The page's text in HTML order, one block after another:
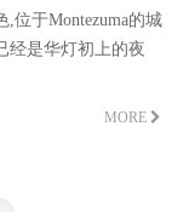
位于Montezuma的城
经是华灯初上的夜
MORE